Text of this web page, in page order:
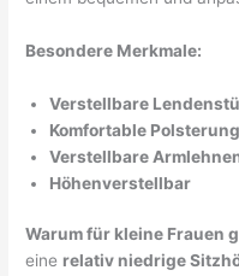
Besondere Merkmale:
Verstellbare
Komfortable Polsterung
Verstellbare
Höhenverstellbar
Warum für kleine Frauen
eine relativ niedrige